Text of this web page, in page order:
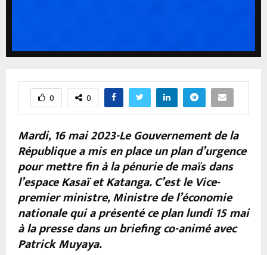
0 0
Mardi, 16 mai 2023-Le Gouvernement de la
République a mis en place un plan d’urgence
pour mettre fin à la pénurie de maïs dans
l’espace Kasaï et Katanga. C’est le Vice-
premier ministre, Ministre de l’économie
nationale qui a présenté ce plan lundi 15 mai
à la presse dans un briefing co-animé avec
Patrick Muyaya.